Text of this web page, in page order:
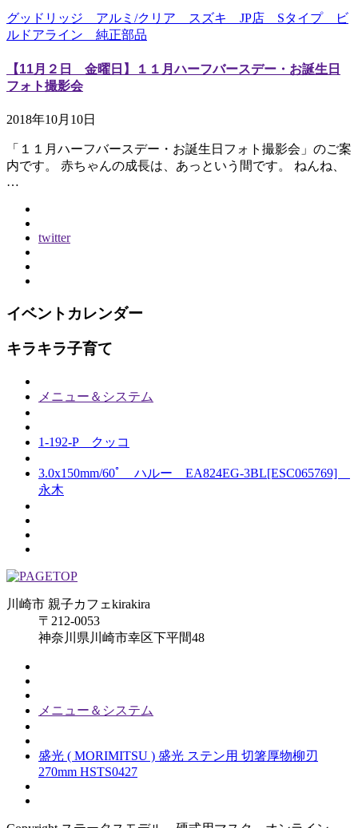
グッドリッジ アルミ/クリア スズキ JP店 Sタイプ ビ
ルドアライン 純正部品
【11月２日 金曜日】１１月ハーフバースデー・お誕生日
フォト撮影会
2018年10月10日
「１１月ハーフバースデー・お誕生日フォト撮影会」のご案
内です。 赤ちゃんの成長は、あっという間です。 ねんね、
…
twitter
イベントカレンダー
キラキラ子育て
メニュー＆システム
1-192-P クッコ
3.0x150mm/60ﾟ ハルー EA824EG-3BL[ESC065769]
永木
川崎市 親子カフェkirakira
〒212-0053
神奈川県川崎市幸区下平間48
メニュー＆システム
盛光 ( MORIMITSU ) 盛光 ステン用 切箸厚物柳刃
270mm HSTS0427